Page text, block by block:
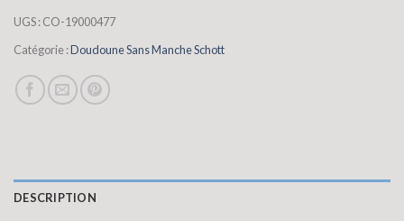
UGS :CO-19000477
Catégorie :Doudoune Sans Manche Schott
DESCRIPTION